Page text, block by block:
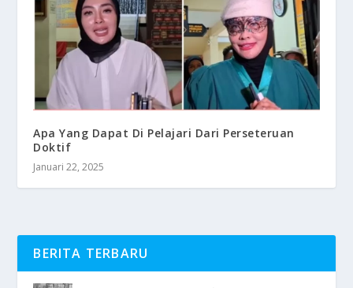
Apa Yang Dapat Di Pelajari Dari Perseteruan
Doktif
Januari 22, 2025
BERITA TERBARU